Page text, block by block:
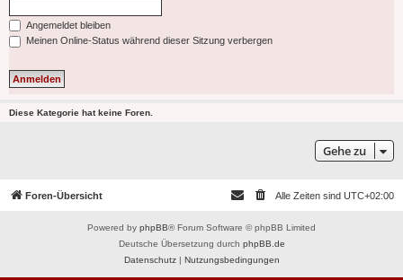
Angemeldet bleiben
Meinen Online-Status während dieser Sitzung verbergen
Diese Kategorie hat keine Foren.
Gehe zu
Foren-Übersicht Alle Zeiten sind UTC+02:00
Powered by phpBB® Forum Software © phpBB Limited
Deutsche Übersetzung durch phpBB.de
Datenschutz| Nutzungsbedingungen